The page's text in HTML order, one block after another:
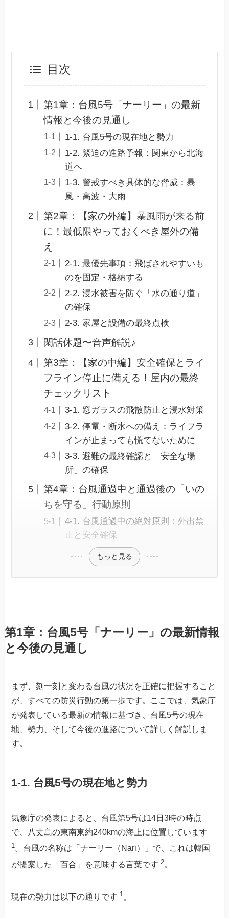
目次
第1章：台風5号「ナーリー」の最新
情報と今後の見通し
1-1. 台風5号の現在地と勢力
1-2. 緊迫の進路予報：関東から北海
道へ
1-3. 警戒すべき具体的な脅威：暴
風・高波・大雨
第2章：【家の外編】暴風雨が来る前
に！最低限やっておくべき屋外の備
え
2-1. 最優先事項：飛ばされやすいも
のを固定・格納する
2-2. 浸水被害を防ぐ「水の通り道」
の確保
2-3. 家屋と設備の最終点検
閑話休題〜音声解説♪
第3章：【家の中編】安全確保とライ
フライン停止に備える！屋内の最終
チェックリスト
3-1. 窓ガラスの飛散防止と浸水対策
3-2. 停電・断水への備え：ライフラ
インが止まっても慌てないために
3-3. 避難の最終確認と「安全な場
所」の確保
第4章：台風通過中と通過後の「いの
ちを守る」行動原則
4-1. 台風通過中の絶対原則：外出禁
止と安全確保
もっと見る
第1章：台風5号「ナーリー」の最新情報
と今後の見通し
まず、刻一刻と変わる台風の状況を正確に把握すること
が、すべての防災行動の第一歩です。ここでは、気象庁
が発表している最新の情報に基づき、台風5号の現在
地、勢力、そして今後の進路について詳しく解説しま
す。
1-1. 台風5号の現在地と勢力
気象庁の発表によると、台風第5号は14日3時の時点
で、八丈島の東南東約240kmの海上に位置しています
1。台風の名称は「ナーリー（Nari）」で、これは韓国
が提案した「百合」を意味する言葉です2。
現在の勢力は以下の通りです 1 。